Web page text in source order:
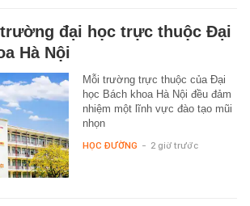
trường đại học trực thuộc Đại
Hà Nội
Mỗi trường trực thuộc của Đại
học Bách khoa Hà Nội đều đảm
nhiệm một lĩnh vực đào tạo mũi
nhọn
HỌC ĐƯỜNG - 2 giờ trước